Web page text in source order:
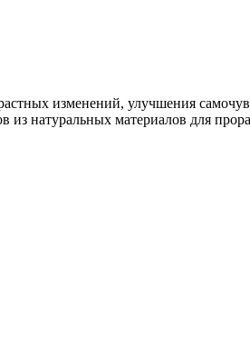
изменений, улучшения
из натуральных материалов для